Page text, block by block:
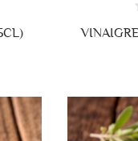
ANNULER